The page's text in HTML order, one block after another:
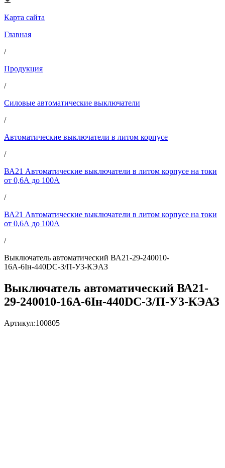
Карта сайта
Главная
/
Продукция
/
Силовые автоматические выключатели
/
Автоматические выключатели в литом корпусе
/
ВА21 Автоматические выключатели в литом корпусе на токи
от 0,6А до 100А
/
ВА21 Автоматические выключатели в литом корпусе на токи
от 0,6А до 100А
/
Выключатель автоматический ВА21-29-240010-
16А-6Iн-440DC-З/П-У3-КЭАЗ
Выключатель автоматический ВА21-
29-240010-16А-6Iн-440DC-З/П-У3-КЭАЗ
Артикул:100805